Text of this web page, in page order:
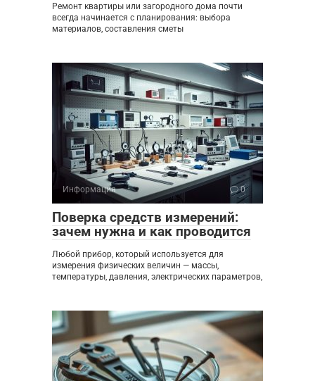
Ремонт квартиры или загородного дома почти
всегда начинается с планирования: выбора
материалов, составления сметы
Информация 0
Поверка средств измерений:
зачем нужна и как проводится
Любой прибор, который используется для
измерения физических величин — массы,
температуры, давления, электрических параметров,